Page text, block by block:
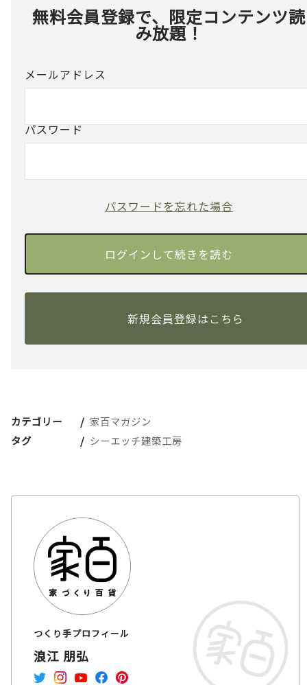
無料会員登録で、限定コンテンツ読
み放題！
メールアドレス
パスワード
パスワードを忘れた場合
新規会員登録はこちら
カテゴリー
家百マガジン
タグ
シーエッチ建築工房
つくり手プロフィール
浪江 朋弘